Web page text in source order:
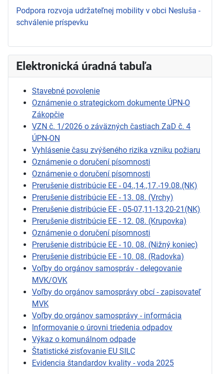
Podpora rozvoja udržateľnej mobility v obci Nesluša -
schválenie príspevku
Elektronická úradná tabuľa
Stavebné povolenie
Oznámenie o strategickom dokumente ÚPN-O
Zákopčie
VZN č. 1/2026 o záväzných častiach ZaD č. 4
ÚPN-ON
Vyhlásenie času zvýšeného rizika vzniku požiaru
Oznámenie o doručení písomnosti
Oznámenie o doručení písomnosti
Prerušenie distribúcie EE - 04.,14.,17.-19.08.(NK)
Prerušenie distribúcie EE - 13. 08. (Vrchy)
Prerušenie distribúcie EE - 05-07,11-13,20-21(NK)
Prerušenie distribúcie EE - 12. 08. (Krupovka)
Oznámenie o doručení písomnosti
Prerušenie distribúcie EE - 10. 08. (Nižný koniec)
Prerušenie distribúcie EE - 10. 08. (Radovka)
Voľby do orgánov samospráv - delegovanie
MVK/OVK
Voľby do orgánov samosprávy obcí - zapisovateľ
MVK
Voľby do orgánov samosprávy - informácia
Informovanie o úrovni triedenia odpadov
Výkaz o komunálnom odpade
Štatistické zisťovanie EU SILC
Evidencia štandardov kvality - voda 2025